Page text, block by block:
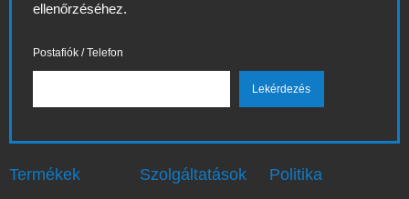
ellenőrzéséhez.
Postafiók / Telefon
Termékek Szolgáltatások Politika